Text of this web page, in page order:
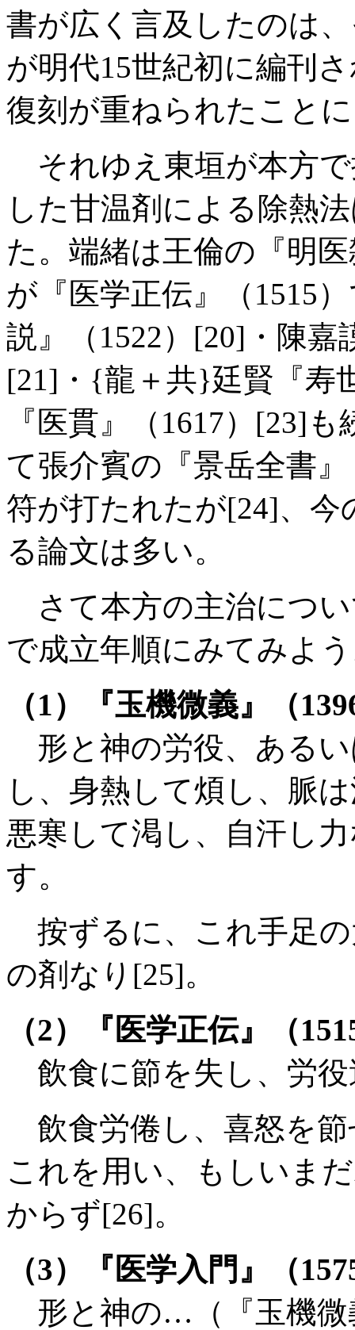
書が広く言及したのは
が明代15世紀初に編刊
復刻が重ねられたこと
それゆえ東垣が本方
した甘温剤による除熱
た。端緒は王倫の『明
が『医学正伝』（1515
説』（1522）[20]・陳嘉
[21]・{龍＋共}廷賢『寿
『医貫』（1617）[23]
て張介賓の『景岳全書
符が打たれたが[24]、
る論文は多い。
さて本方の主治につ
で成立年順にみてみよ
（1）『玉機微義』（
形と神の労役、ある
し、身熱して煩し、脈
悪寒して渇し、自汗し
す。
按ずるに、これ手足の
の剤なり[25]。
（2）『医学正伝』（
飲食に節を失し、労
飲食労倦し、喜怒を
これを用い、もしいま
からず[26]。
（3）『医学入門』（
形と神の…（『玉機微